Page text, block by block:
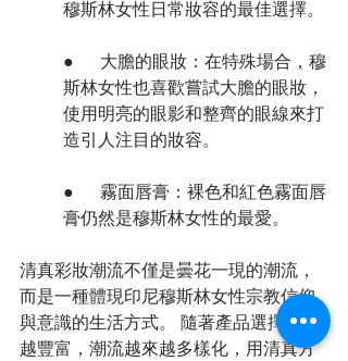
穆斯林女性日常妝容的最佳選擇。
●      大膽的眼妝：在特殊場合，穆
斯林女性也喜歡嘗試大膽的眼妝，
使用明亮的眼影和整齊的眼線來打
造引人注目的妝容。
●      霧面唇膏：裸色和紅色霧面唇
膏仍然是穆斯林女性的最愛。
清真彩妝潮流不僅是曇花一現的潮流，
而是一種體現印尼穆斯林女性宗教信仰
與意識的生活方式。 隨著產品選擇越來
越豐富，潮流越來越多樣化，用清真方